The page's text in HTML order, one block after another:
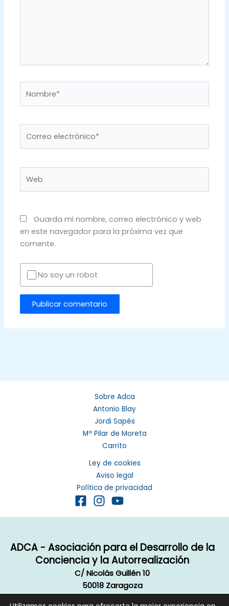
electrónico*
Guarda mi nombre, correo electrónico y web
en este navegador para la próxima vez que
comente.
No soy un robot
Sobre Adca
Antonio Blay
Jordi Sapés
Mª Pilar de Moreta
Carrito
Ley de cookies
Aviso legal
Política de privacidad
ADCA - Asociación para el Desarrollo de la
Conciencia y la Autorrealización
C/ Nicolás Guillén 10
50018 Zaragoza